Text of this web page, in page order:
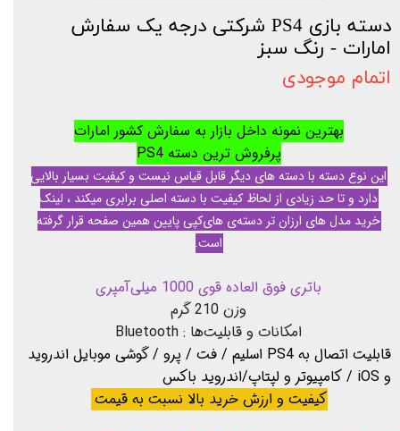
دسته بازی PS4 شرکتی درجه یک سفارش
امارات - رنگ سبز
اتمام موجودی
بهترین نمونه داخل بازار به سفارش کشور امارات
پرفروش ترین دسته PS4
این نوع دسته با دسته های دیگر قابل قیاس نیست و کیفیت بسیار بالایی
دارد و تا حد زیادی از لحاظ کیفیت با دسته اصلی برابری میکند ، لینک
خرید مدل های ارزان تر دسته‌ی های‌کپی پایین همین صفحه قرار گرفته
است.
باتری فوق العاده قوی 1000 میلی‌آمپری
وزن 210 گرم
امکانات و قابلیت‌ها : Bluetooth
قابلیت اتصال به PS4 اسلیم / فت / پرو / گوشی موبایل اندروید
و iOS / کامپیوتر و لپتاپ/اندروید باکس
کیفیت و ارزش خرید بالا نسبت به قیمت